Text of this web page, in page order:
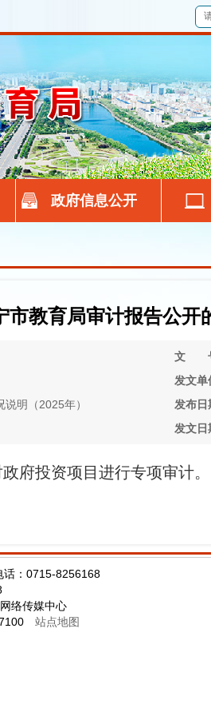
政府信息公开
市教育局审计报告公开
文
发文单
明（2025年） 发布日
发文日
投资项目进行专项审计。
：0715-8256168
络传媒中心
站点地图